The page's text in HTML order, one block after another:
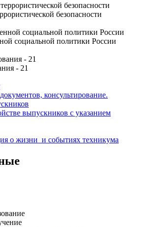
безопасности
социальной политики России
- 21
консультирование.
выпускников с указанием
о жизни и событиях техникума